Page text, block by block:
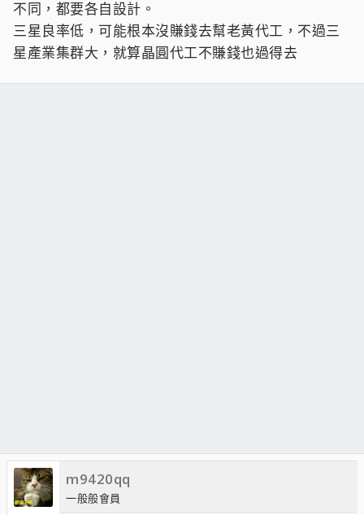
不同，都要各自設計。
三星良率低，可能根本沒賺錢去幫老黃代工，不過三
星產業集群大，就算晶圓代工不賺錢也過得去
m9420qq
一般般會員